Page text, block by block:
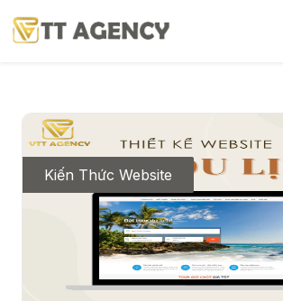
Kiến Thức Website